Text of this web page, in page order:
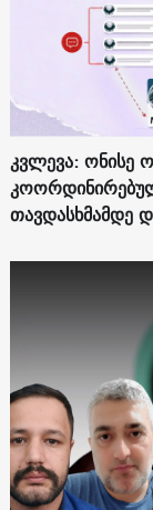
კვლევა: ონისე
თავდასხმამდე